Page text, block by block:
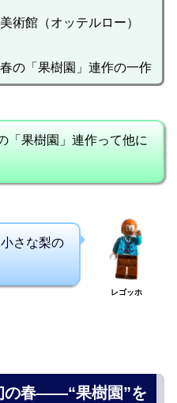
術館（オッテルロー）
の「果樹園」連作の一作
「果樹園」連作って他に
さな梨の
レゴッホ
の春――“果樹園”を